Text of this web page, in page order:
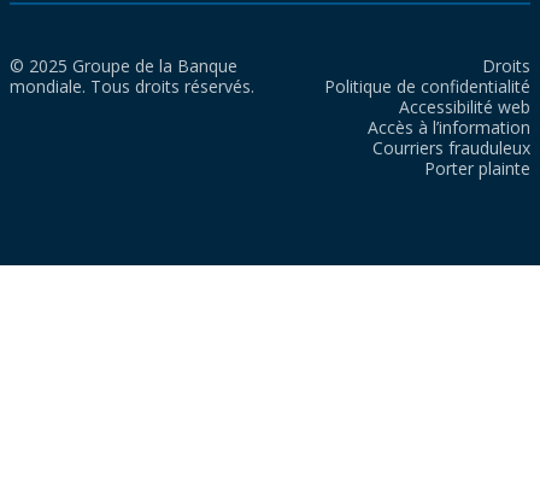
© 2025 Groupe de la Banque
mondiale. Tous droits réservés.
Droits
Politique de confidentialité
Accessibilité web
Accès à l’information
Courriers frauduleux
Porter plainte